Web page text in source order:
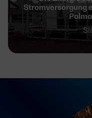
Stromversorgung